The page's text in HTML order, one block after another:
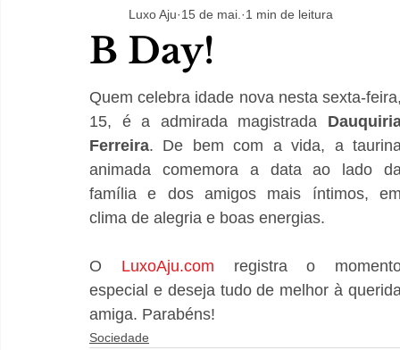
B Day!
Luxo Aju 15 de mai. 1 min de leitura
Quem celebra idade nova nesta sexta-
15, é a admirada magistrada
Ferreira. De bem com a vida, a
animada comemora a data ao lado
família e dos amigos mais íntimos,
clima de alegria e boas energias.
O LuxoAju.com registra o
especial e deseja tudo de melhor à
amiga. Parabéns!
Sociedade